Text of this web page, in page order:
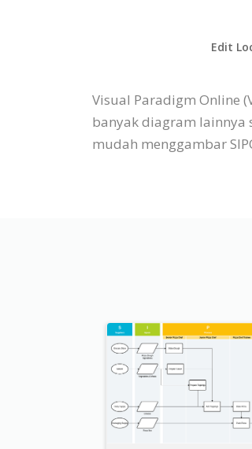
Edit
Visual Paradigm Online
banyak diagram lainnya
mudah menggambar